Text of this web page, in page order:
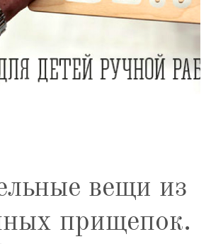
вещи из
прищепок.